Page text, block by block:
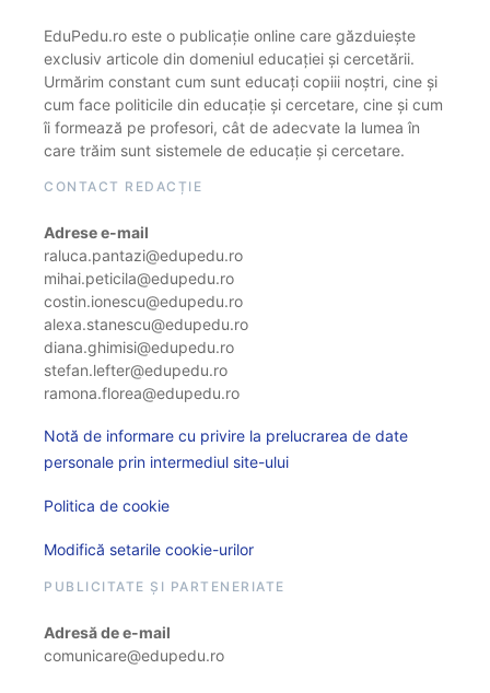
EduPedu.ro este o publicație online care găzduiește
exclusiv articole din domeniul educației și cercetării.
Urmărim constant cum sunt educați copiii noștri, cine și
cum face politicile din educație și cercetare, cine și cum
îi formează pe profesori, cât de adecvate la lumea în
care trăim sunt sistemele de educație și cercetare.
CONTACT REDACȚIE
Adrese e-mail
raluca.pantazi@edupedu.ro
mihai.peticila@edupedu.ro
costin.ionescu@edupedu.ro
alexa.stanescu@edupedu.ro
diana.ghimisi@edupedu.ro
stefan.lefter@edupedu.ro
ramona.florea@edupedu.ro
Notă de informare cu privire la prelucrarea de date
personale prin intermediul site-ului
Politica de cookie
Modifică setarile cookie-urilor
PUBLICITATE ȘI PARTENERIATE
Adresă de e-mail
comunicare@edupedu.ro